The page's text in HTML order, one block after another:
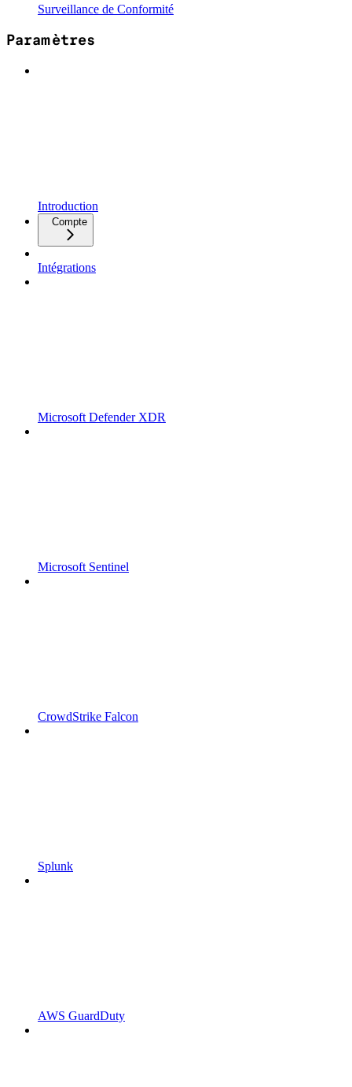
Surveillance de Conformité
Paramètres
Introduction
Compte
Intégrations
Microsoft Defender XDR
Microsoft Sentinel
CrowdStrike Falcon
Splunk
AWS GuardDuty